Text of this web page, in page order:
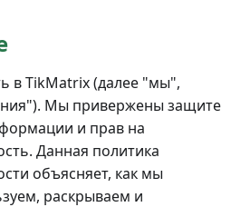
в TikMatrix (далее "мы",
Мы привержены защите
и прав на
Данная политика
объясняет, как мы
раскрываем и